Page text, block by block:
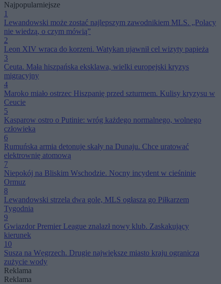
Najpopularniejsze
1
Lewandowski może zostać najlepszym zawodnikiem MLS. „Polacy
nie wiedzą, o czym mówią”
2
Leon XIV wraca do korzeni. Watykan ujawnił cel wizyty papieża
3
Ceuta. Mała hiszpańska eksklawa, wielki europejski kryzys
migracyjny
4
Maroko miało ostrzec Hiszpanię przed szturmem. Kulisy kryzysu w
Ceucie
5
Kasparow ostro o Putinie: wróg każdego normalnego, wolnego
człowieka
6
Rumuńska armia detonuje skały na Dunaju. Chce uratować
elektrownię atomową
7
Niepokój na Bliskim Wschodzie. Nocny incydent w cieśninie
Ormuz
8
Lewandowski strzela dwa gole, MLS ogłasza go Piłkarzem
Tygodnia
9
Gwiazdor Premier League znalazł nowy klub. Zaskakujący
kierunek
10
Susza na Węgrzech. Drugie największe miasto kraju ogranicza
zużycie wody
Reklama
Reklama